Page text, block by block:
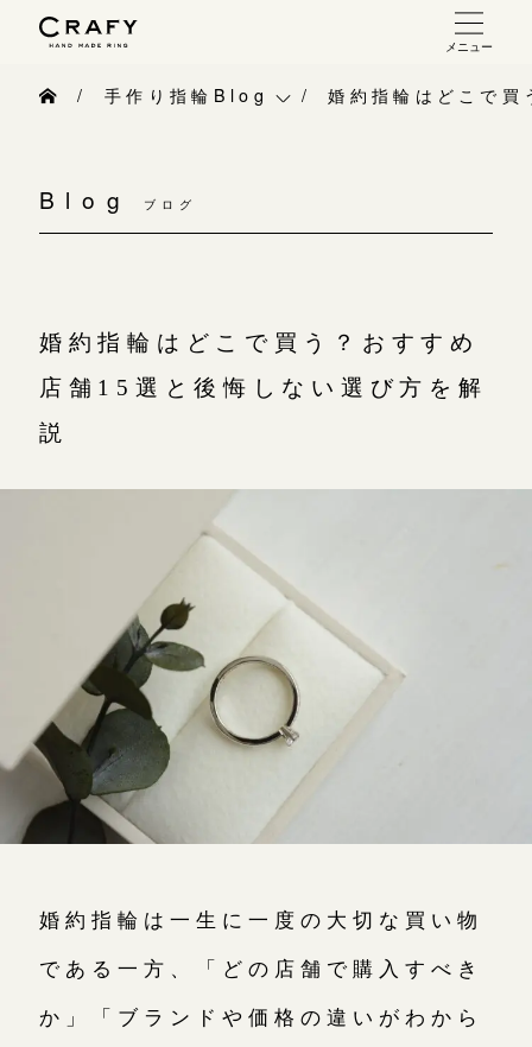
メニュー
指輪制作の流れ
指輪作品集
アフターケア・保証
CRAFYについて
SNS・ブログ
ブログ
用語集
Blog ブログ
手作り指輪Blog
手作り指輪作品集
お客様インタビュー
指輪のハンドメイド・手作り
結婚指輪手作り工房のご案内
婚約指輪はどこで
婚約指輪はどこで買う？おすすめ
店舗15選と後悔しない選び方を解
説
婚約指輪は一生に一度の大切な買い物
である一方、「どの店舗で購入すべき
か」「ブランドや価格の違いがわから
10:00～18:00 /年中無休
年末年始は除く
こちら
目黒本店
吉祥寺店 来店ご予約
鎌倉店 来店ご予約
川越店 来店ご予約
京都店 来店ご予約